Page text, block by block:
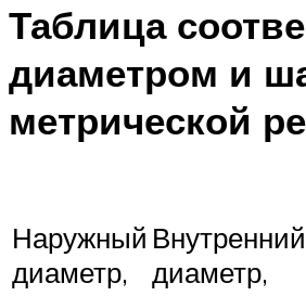
Таблица
диаметром и
метрической
Наружный
диаметр,
Внутренний
диаметр,